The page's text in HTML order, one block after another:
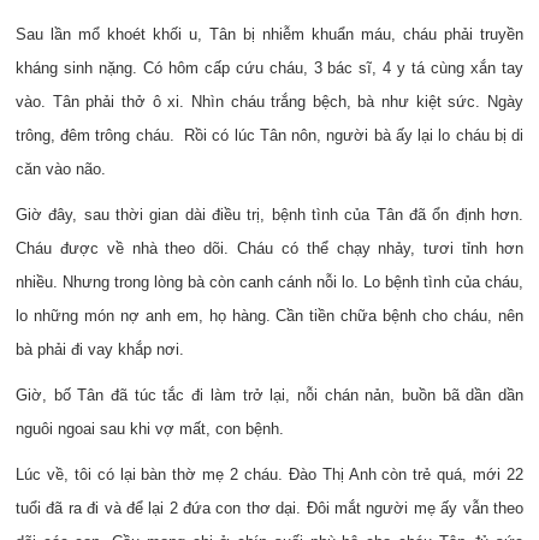
Sau lần mổ khoét khối u, Tân bị nhiễm khuẩn máu, cháu phải truyền
kháng sinh nặng. Có hôm cấp cứu cháu, 3 bác sĩ, 4 y tá cùng xắn tay
vào. Tân phải thở ô xi. Nhìn cháu trắng bệch, bà như kiệt sức. Ngày
trông, đêm trông cháu. Rồi có lúc Tân nôn, người bà ấy lại lo cháu bị di
căn vào não.
Giờ đây, sau thời gian dài điều trị, bệnh tình của Tân đã ổn định hơn.
Cháu được về nhà theo dõi. Cháu có thể chạy nhảy, tươi tỉnh hơn
nhiều. Nhưng trong lòng bà còn canh cánh nỗi lo. Lo bệnh tình của cháu,
lo những món nợ anh em, họ hàng. Cần tiền chữa bệnh cho cháu, nên
bà phải đi vay khắp nơi.
Giờ, bố Tân đã túc tắc đi làm trở lại, nỗi chán nản, buồn bã dần dần
nguôi ngoai sau khi vợ mất, con bệnh.
Lúc về, tôi có lại bàn thờ mẹ 2 cháu. Đào Thị Anh còn trẻ quá, mới 22
tuổi đã ra đi và để lại 2 đứa con thơ dại. Đôi mắt người mẹ ấy vẫn theo